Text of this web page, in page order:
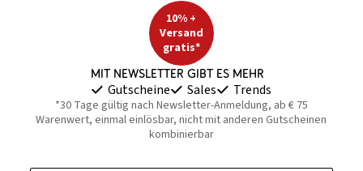
10% +
Versand
gratis*
Mit Newsletter gibt es mehr
Gutscheine Sales Trends
*30 Tage gültig nach Newsletter-Anmeldung, ab € 75
Warenwert, einmal einlösbar, nicht mit anderen Gutscheinen
kombinierbar